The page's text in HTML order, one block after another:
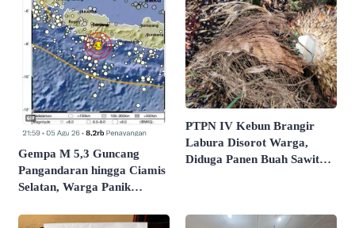
Gempa M 5,3 Guncang
Pangandaran hingga Ciamis
Selatan, Warga Panik
Berpotensi Tsunami
PTPN IV Kebun Brangir
Labura Disorot Warga,
Diduga Panen Buah Sawit